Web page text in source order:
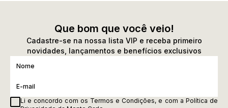
Que bom que você veio!
Cadastre-se na nossa lista VIP e receba primeiro
novidades, lançamentos e benefícios exclusivos
Li e concordo com os Termos e Condições, e com a Política de